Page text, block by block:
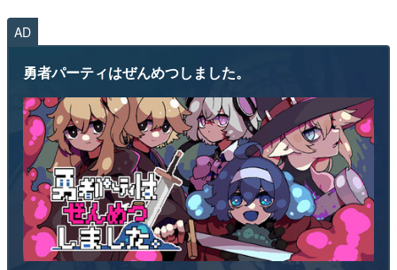
AD
勇者パーティはぜんめつしました。